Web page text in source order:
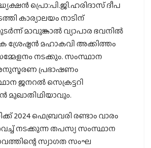
പ്രൊ:പി.ജി.ഹരിദാസ് ദീപ
കാര്യാലയം നാടിന്
മാവുങ്കാൽ വ്യാപാര ഭവനിൽ
ശ്രേഷ്ഠൻ മഹാകവി അക്കിത്തം
നടക്കും. സംസ്ഥാന
പ്രഭാഷണം
ജനറൽ സെക്രട്ടറി
മുഖാതിഥിയാവും.
2024 ഫെബ്രവരി രണ്ടാം വാരം
നടക്കുന്ന തപസ്യ സംസ്ഥാന
സ്വാഗത സംഘ